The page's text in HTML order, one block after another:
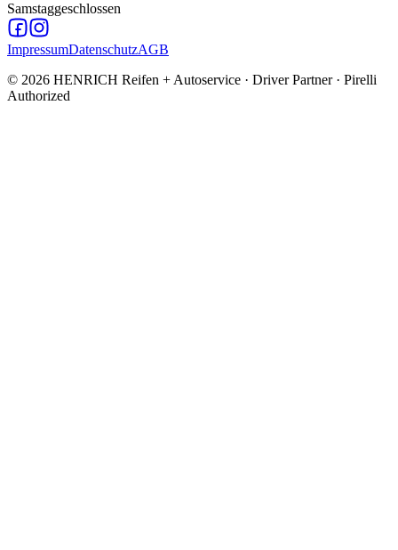
Samstaggeschlossen
ImpressumDatenschutzAGB
© 2026 HENRICH Reifen + Autoservice · Driver Partner · Pirelli
Authorized